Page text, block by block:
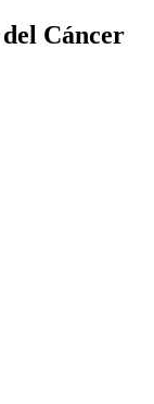
Cáncer